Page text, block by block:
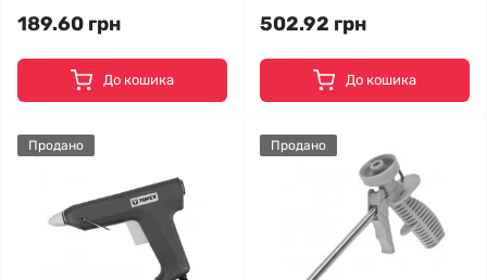
189.60 грн
До кошика
502.92 грн
До кошика
Продано Продано